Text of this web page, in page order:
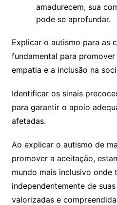
amadurecem, sua
pode se aprofundar.
Explicar o autismo para as
fundamental para
empatia e a inclusão na
Identificar os sinais
para garantir o apoio
afetadas.
Ao explicar o autismo de
promover a aceitação,
mundo mais inclusivo onde
independentemente de
valorizadas e